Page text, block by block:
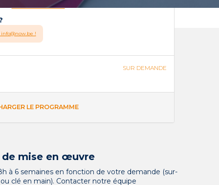
/ AGENDA
de participants
de mise en œuvre
à 6 semaines en fonction de votre demande (sur-
clé en main). Contacter notre équipe
Nous contacter
!
SUR DEMANDE
LE PROGRAMME